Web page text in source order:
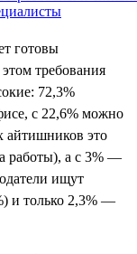
готовы
требования
72,3%
с 22,6% можно
айтишников это
работы), а с 3% —
ищут
и только 2,3% —